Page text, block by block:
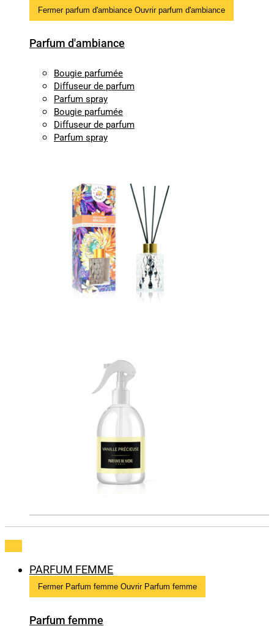
Fermer parfum d'ambiance Ouvrir parfum d'ambiance
Parfum d'ambiance
Bougie parfumée
Diffuseur de parfum
Parfum spray
Bougie parfumée
Diffuseur de parfum
Parfum spray
PARFUM FEMME
Fermer Parfum femme Ouvrir Parfum femme
Parfum femme